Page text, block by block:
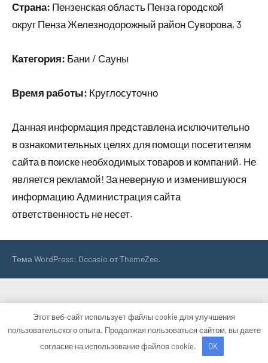
Страна: Пензенская область Пенза городской
округ Пенза Железнодорожный район Суворова, 3
Категория: Бани / Сауны
Время работы: Круглосуточно
Данная информация представлена исключительно
в ознакомительных целях для помощи посетителям
сайта в поиске необходимых товаров и компаний. Не
является рекламой! За неверную и изменившуюся
информацию Администрация сайта
ответственность не несет.
Тема WordPress: Occasio от ThemeZee.
Этот веб-сайт использует файлы cookie для улучшения
пользовательского опыта. Продолжая пользоваться сайтом, вы даете
согласие на использование файлов cookie.
OK